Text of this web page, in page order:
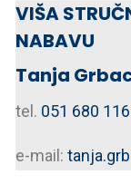
VIŠA
NABAVU
Tanja
tel. 051 680 116
e-mail: